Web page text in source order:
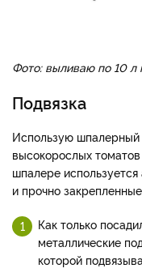
Фото: выливаю по 10 л
Подвязка
Использую шпалерный
высокорослых
шпалере
и прочно
Как только
металлические
которой